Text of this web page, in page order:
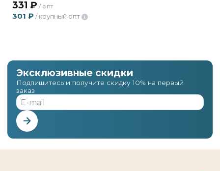
331 ₽ / опт
301 ₽ / крупный опт i
Эксклюзивные скидки
Подпишитесь и получите скидку 10% на первый
заказ